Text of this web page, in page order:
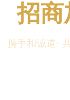
招商
携手和诚道·